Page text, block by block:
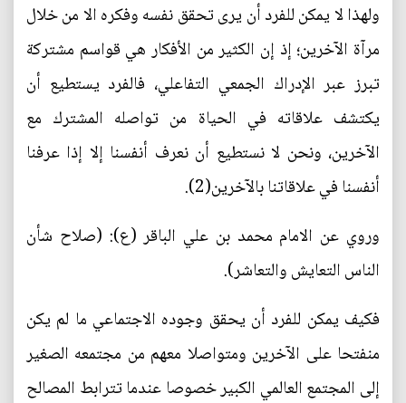
ولهذا لا يمكن للفرد أن يرى تحقق نفسه وفكره الا من خلال
مرآة الآخرين؛ إذ إن الكثير من الأفكار هي قواسم مشتركة
تبرز عبر الإدراك الجمعي التفاعلي، فالفرد يستطيع أن
يكتشف علاقاته في الحياة من تواصله المشترك مع
الآخرين، ونحن لا نستطيع أن نعرف أنفسنا إلا إذا عرفنا
أنفسنا في علاقاتنا بالآخرين(2).
وروي عن الامام محمد بن علي الباقر (ع): (صلاح شأن
الناس التعايش والتعاشر).
فكيف يمكن للفرد أن يحقق وجوده الاجتماعي ما لم يكن
منفتحا على الآخرين ومتواصلا معهم من مجتمعه الصغير
إلى المجتمع العالمي الكبير خصوصا عندما تترابط المصالح